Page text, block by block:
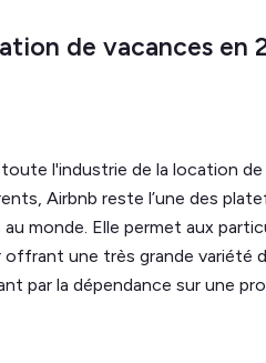
de vacances en
l'industrie de la location
Airbnb reste l’une des
monde. Elle permet aux
une très grande variété
par la dépendance sur une